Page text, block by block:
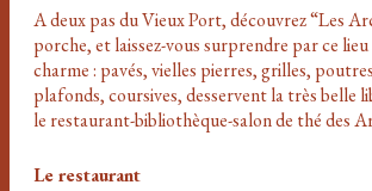
A deux pas du Vieux Port, découvrez “Les
porche, et laissez-vous surprendre par ce
charme : pavés, vielles pierres, grilles,
plafonds, coursives, desservent la très belle
le restaurant-bibliothèque-salon de thé des
Le restaurant